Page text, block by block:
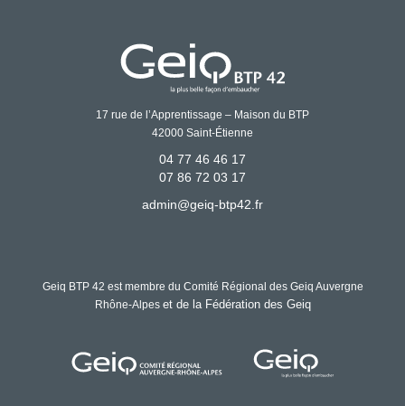
17 rue de l’Apprentissage – Maison du BTP
42000 Saint-Étienne
04 77 46 46 17
07 86 72 03 17
admin@geiq-btp42.fr
Geiq BTP 42 est membre du Comité Régional des Geiq Auvergne
Rhône-Alpes et de la Fédération des Geiq